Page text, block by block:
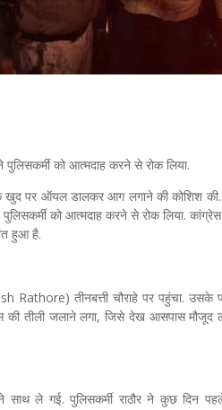
को आत्मदाह करने से रोक लिया.
खुद पर ऑयल डालकर आग लगाने की कोशिश की.
को आत्मदाह करने से रोक लिया.
हुआ है.
Rathore) तीनबत्ती चौराहे पर पहुंचा.
तीली जलाने लगा, जिसे देख आसपास मौजूद
ले गई. पुलिसकर्मी राठौर ने कुछ दिन